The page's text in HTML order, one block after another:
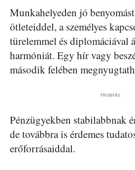
Munkahelyeden jó
ötleteiddel, a személyes
türelemmel és diplomáciával
harmóniát. Egy hír vagy
második felében
Hirdetés
Pénzügyekben stabilabbnak
de továbbra is érdemes
erőforrásaiddal.